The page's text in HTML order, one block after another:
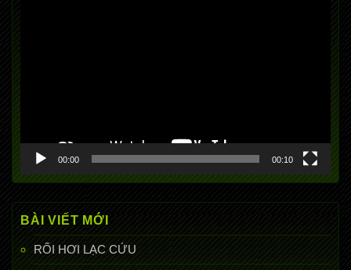
Trình
chơi
Video
00:00 00:10
BÀI VIẾT MỚI
RỐI HƠI LẠC CỨU